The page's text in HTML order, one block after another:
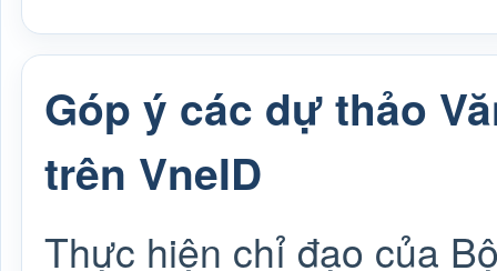
Góp ý các dự thảo
trên VneID
Thực hiện chỉ đạo của